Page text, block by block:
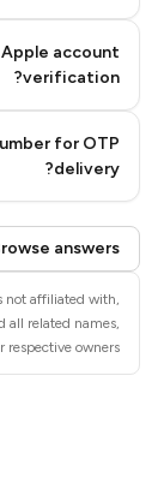
bot with Stars
Apple account
verification?
for OTP
delivery?
Price High To
answers
not affiliated with,
all related names,
owners.